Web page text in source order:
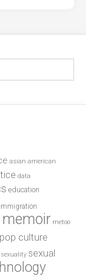
asian american
data
education
immigration
memoir metoo
pop culture
sexuality sexual